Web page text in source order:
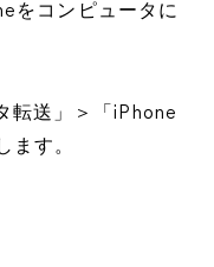
をコンピュータに
転送」＞「iPhone
ます。